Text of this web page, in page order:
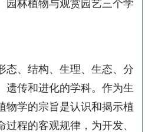
林植物与观赏园艺三个学
、结构、生理、生态、分
遗传和进化的学科。作为生
物学的宗旨是认识和揭示植
程的客观规律，为开发、